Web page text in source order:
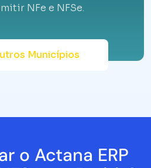
NFe e NFSe.
Municípios
o Actana ERP